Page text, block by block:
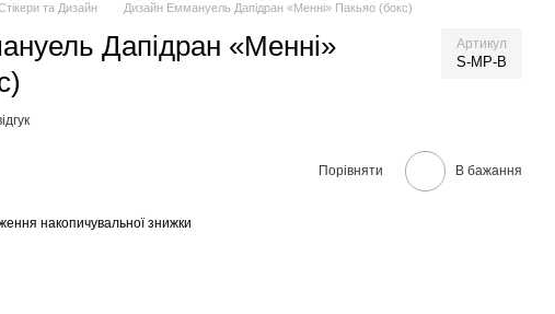
та Дизайн Дизайн Еммануель Дапідран «Менні» Пакьяо (бокс)
Дапідран «Менні»
Артикул
S-MP-B
Порівняти В бажання
накопичувальної знижки